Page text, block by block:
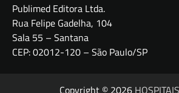
Publimed Editora Ltda.
Rua Felipe Gadelha, 104
Sala 55 – Santana
CEP: 02012-120 – São Paulo/SP
Copyright © 2026